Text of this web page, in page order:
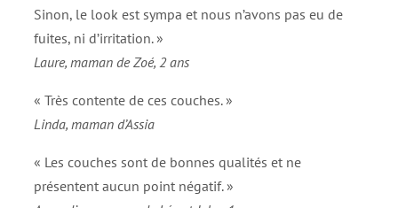
Sinon, le look est sympa et nous n’avons pas eu de
fuites, ni d’irritation. »
Laure, maman de Zoé, 2 ans
« Très contente de ces couches. »
Linda, maman d’Assia
« Les couches sont de bonnes qualités et ne
présentent aucun point négatif. »